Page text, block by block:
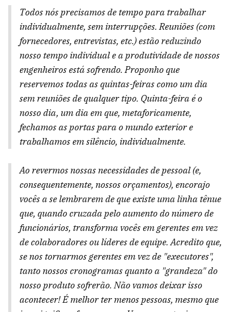
Todos nós precisamos de tempo para trabalhar
individualmente, sem interrupções. Reuniões (com
fornecedores, entrevistas, etc.) estão reduzindo
nosso tempo individual e a produtividade de nossos
engenheiros está sofrendo. Proponho que
reservemos todas as quintas-feiras como um dia
sem reuniões de qualquer tipo. Quinta-feira é o
nosso dia, um dia em que, metaforicamente,
fechamos as portas para o mundo exterior e
trabalhamos em silêncio, individualmente.
Ao revermos nossas necessidades de pessoal (e,
consequentemente, nossos orçamentos), encorajo
vocês a se lembrarem de que existe uma linha tênue
que, quando cruzada pelo aumento do número de
funcionários, transforma vocês em gerentes em vez
de colaboradores ou líderes de equipe. Acredito que,
se nos tornarmos gerentes em vez de "executores",
tanto nossos cronogramas quanto a "grandeza" do
nosso produto sofrerão. Não vamos deixar isso
acontecer! É melhor ter menos pessoas, mesmo que